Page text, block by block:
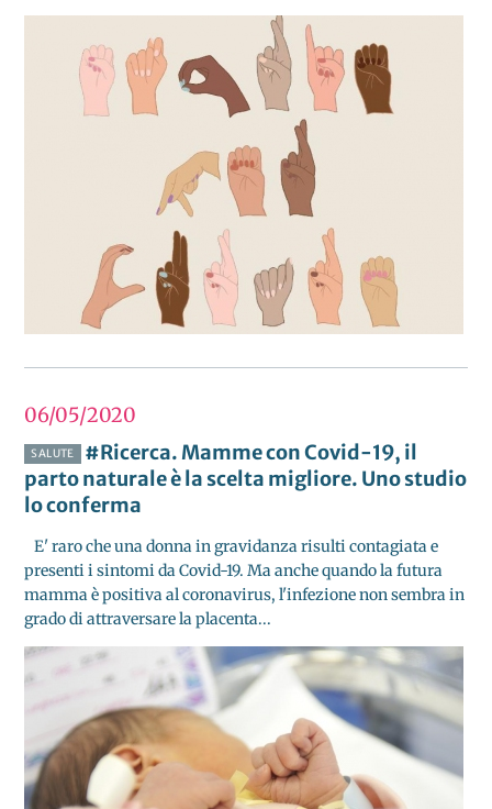
06/052020
SALUTE
#Ricerca. Mamme con Covid-19, il
parto naturale è la scelta migliore. Uno studio
lo conferma
E' raro che una donna in gravidanza risulti contagiata e
presenti i sintomi da Covid-19. Ma anche quando la futura
mamma è positiva al coronavirus, l'infezione non sembra in
grado di attraversare la placenta...